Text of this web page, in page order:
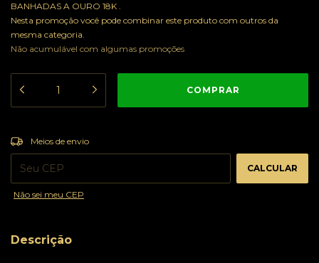
BANHADAS A OURO 18K .
Nesta promoção você pode combinar este produto com outros da
mesma categoria.
Não acumulável com algumas promoções
Entregas para o CEP:
Meios de envio
CALCULAR
Não sei meu CEP
Descrição